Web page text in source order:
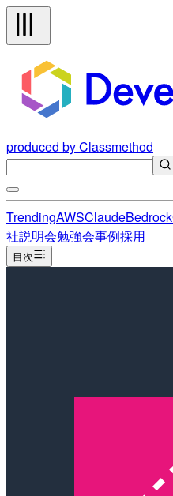
produced by Classmethod
TrendingAWSClaudeBedrock
社説明会勉強会事例採用
目次